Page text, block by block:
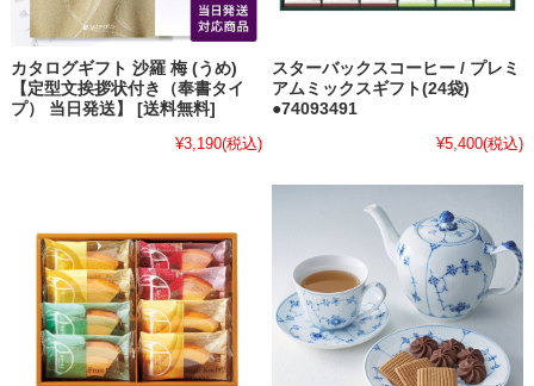
カタログギフト 沙羅 梅 (うめ)
【定型文挨拶状付き（奉書タイ
プ） 当日発送】 [送料無料]
¥3,190(税込)
スターバックスコーヒー / プレミ
アムミックスギフト(24袋)
●74093491
¥5,400(税込)